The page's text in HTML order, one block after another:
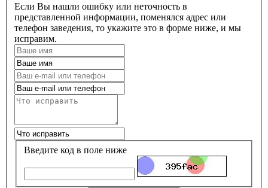
Если Вы нашли ошибку или неточность в
представленной информации, поменялся адрес или
телефон заведения, то укажите это в форме ниже, и мы
исправим.
Введите код в поле ниже